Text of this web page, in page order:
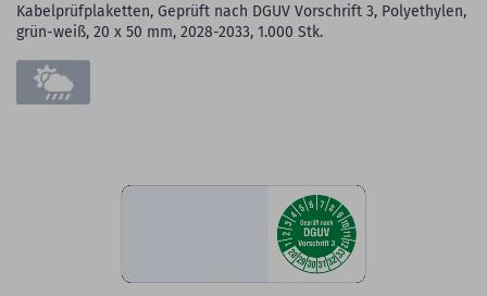
Zum
Ende
der
Skip
the
Kabelprüfplaketten, Geprüft nach DGUV Vorschrift 3, Polyethylen,
grün-weiß, 20 x 50 mm, 2028-2033, 1.000 Stk.